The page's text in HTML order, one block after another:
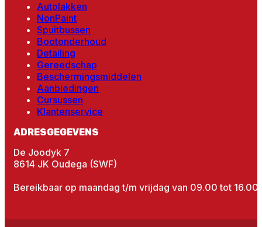
Autolakken
NonPaint
Spuitbussen
Bootonderhoud
Detailing
Gereedschap
Beschermingsmiddelen
Aanbiedingen
Cursussen
Klantenservice
ADRESGEGEVENS
De Joodyk 7
8614 JK Oudega (SWF)
Bereikbaar op maandag t/m vrijdag van 09.00 tot 16.00